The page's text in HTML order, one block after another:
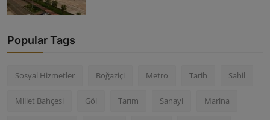
Popular Tags
Sosyal Hizmetler Boğaziçi Metro Tarih Sahil
Millet Bahçesi Göl Tarım Sanayi Marina